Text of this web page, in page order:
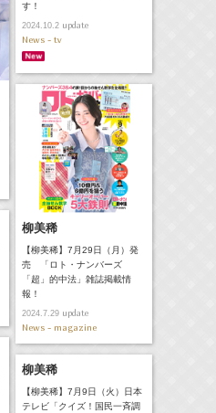
す！
2024.10.2update
News - tv
柳美稀
【柳美稀】7月29日（月）発
売 「ロト・ナンバーズ
「超」的中法」雑誌掲載情
報！
2024.7.29update
News - magazine
柳美稀
【柳美稀】7月9日（火）日本
テレビ「クイズ！国民一斉調